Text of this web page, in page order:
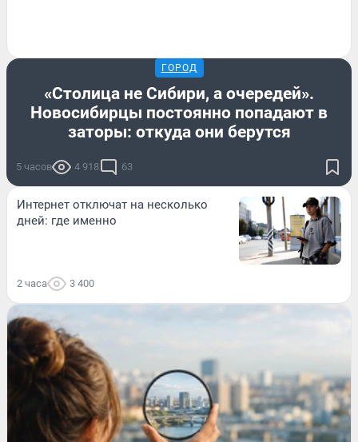
ГОРОД
«Столица не Сибири, а очередей».
Новосибирцы постоянно попадают в
заторы: откуда они берутся
5 часов 4 918 63
Интернет отключат на несколько
дней: где именно
2 часа 3 400